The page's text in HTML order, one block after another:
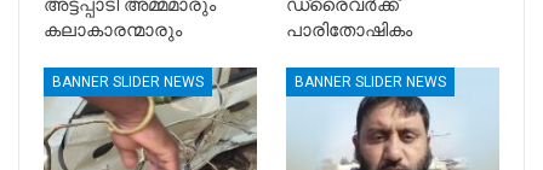
അട്ടപ്പാടി അമ്മമാരും
കലാകാരന്മാരും
ഡ്രൈവർക്ക്
പാരിതോഷികം
BANNER SLIDER NEWS BANNER SLIDER NEWS